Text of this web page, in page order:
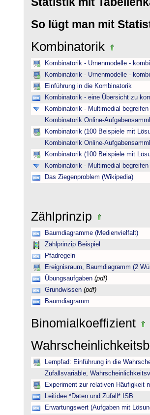
So lügt man mit
Kombinatorik
Kombinatorik - Urnenmodelle -
Kombinatorik - Urnenmodelle -
Einführung in die Kombinatorik
Kombinatorik - eine Übersicht zu
Kombinatorik - Multimedial begreifen
Kombinatorik Online-
Kombinatorik (100 Beispiele mit
Kombinatorik Online-
Kombinatorik (100 Beispiele mit
Kombinatorik - Multimedial begreifen
Das Ziegenproblem (Wikipedia)
Zählprinzip
Baumdiagramme (Medienvielfalt)
Zählprinzip Beispiel
Pfadregeln
Ereignisraum, Baumdiagramm (2
Übungsaufgaben (pdf)
Grundwissen (pdf)
Baumdiagramm
Binomialkoeffizient
Lernpfad: Einführung in die
Zufallsvariable,
Experiment zur relativen Häufigkeit
Leitidee *Daten und Zufall* ISB
Erwartungswert (Aufgaben mit